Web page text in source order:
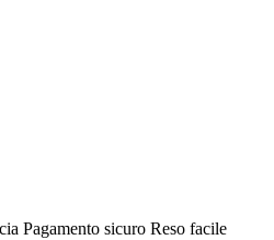
Pagamento sicuro Reso facile